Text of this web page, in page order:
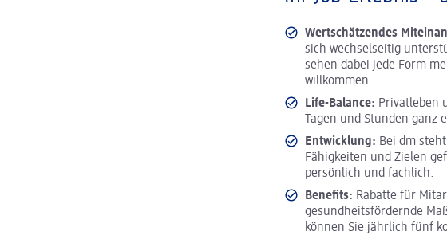
Wertschätzendes
sich wechselseitig
sehen dabei jede Form
willkommen.
Life-Balance: Privatleben
Tagen und Stunden
Entwicklung: Bei dm
Fähigkeiten und Zielen
persönlich und fachlich.
Benefits: Rabatte für
gesundheitsfördernde
können Sie jährlich fünf